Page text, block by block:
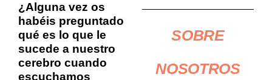
¿Alguna vez os
habéis preguntado
qué es lo que le
sucede a nuestro
cerebro cuando
escuchamos
SOBRE
NOSOTROS